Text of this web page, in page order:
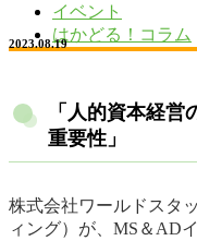
イベント
はかどる！コラム
2023.08.19
「人的資本経
重要性」
株式会社ワールドスタ
ィング）が、MS＆AD